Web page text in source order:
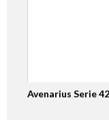
Avenarius Serie